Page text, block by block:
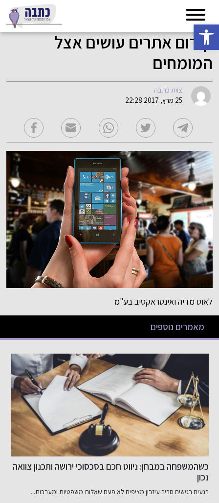
פתח סרגל נגישות
קידום אתרים עושים אצל
המומחים
צוות כתבה
25 מרץ, 2017 22:28
לאוס מדיה ואינטראקטיב בע"מ
מאמרים נוספים
כשהמשפחה במבחן: ניווט חכם בסכסוכי ירושה ותכנון צוואה
נכון
רגעים רגישים סביב עיזבון מציפים לא פעם שאלות משפטיות ומערכות...